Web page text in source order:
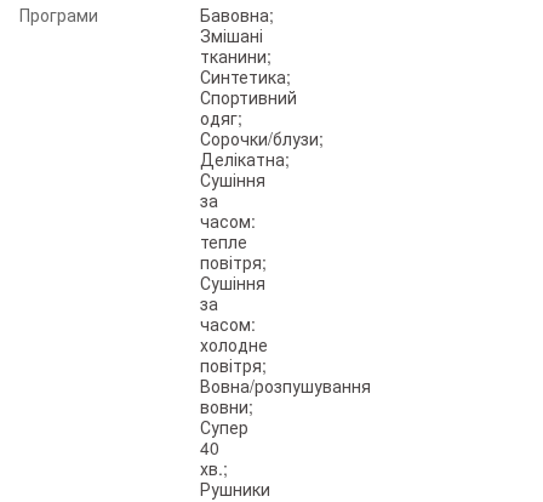
Програми
Бавовна;
Змішані
тканини;
Синтетика;
Спортивний
одяг;
Сорочки/блузи;
Делікатна;
Сушіння
за
часом:
тепле
повітря;
Сушіння
за
часом:
холодне
повітря;
Вовна/розпушування
вовни;
Супер
40
хв.;
Рушники